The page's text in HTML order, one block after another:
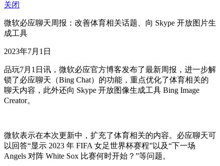
关闭
微软必应聊天周报：改善体育相关话题、向 Skype 开放图片生
成工具
2023年7月1日
品玩7月1日讯，微软必应官方博客发布了最新周报，进一步解
锁了必应聊天（Bing Chat）的功能，重点优化了体育相关的
聊天内容，此外还向 Skype 开放图像生成工具 Bing Image
Creator。
微软表示在本次更新中，扩充了体育相关的内容。必应聊天可
以回答“显示 2023 年 FIFA 女足世界杯赛程”以及“下一场
Angels 对阵 White Sox 比赛何时开始？”等问题。